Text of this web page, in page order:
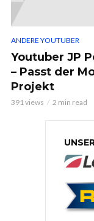
ANDERE YOUTUBER
Youtuber JP
– Passt der
Projekt
391 views 2 min read